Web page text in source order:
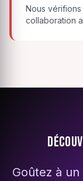
Nous
collaboration
Goûtez à